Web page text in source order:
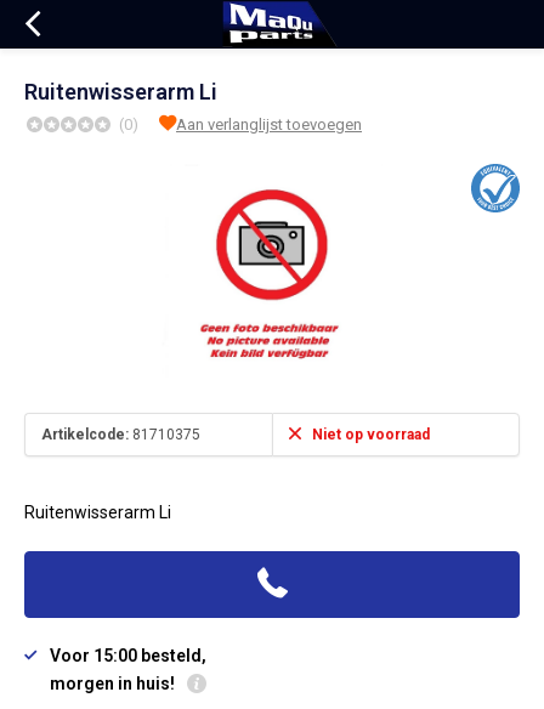
Ruitenwisserarm Li
(0) Aan verlanglijst toevoegen
Artikelcode: 81710375 Niet op voorraad
Ruitenwisserarm Li
Voor 15:00 besteld,
morgen in huis!